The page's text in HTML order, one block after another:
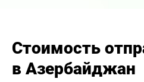
Стоимость
в Азербайджан